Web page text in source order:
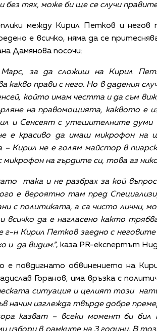
без тях, може би ще се случи
между Кирил Петков и негов
е всичко, няма да се
Дамянова посочи:
за да сложиш на Кирил
какво прави с него. Но в дадения
който имам честта и да съм
на правомощията, каквото
и Сенсеят с утешителните
е красиво да имаш микрофон на
Кирил не е голям майстор в
на гърдите си, това аз
така и не разбрах за кой
е вероятно там пред
с политиката, а са чисто лични,
всичко да е нагласено както
г-н Кирил Петков заедно с
и да видим.“, каза PR-експертът
повдигнато обвинението на
Горанов, има връзка с
ситуация и целият този
начин изглежда твърде добре
казват – всеки момент би бил
избори в рамките на 3 години. В